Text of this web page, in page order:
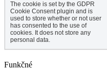
The cookie is set by the GDPR
Cookie Consent plugin and is
used to store whether or not user
has consented to the use of
cookies. It does not store any
personal data.
Funkčné